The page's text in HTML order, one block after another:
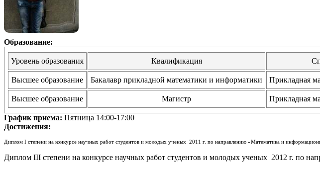
Образование:
Уровень образования Квалификация
Высшее образование Бакалавр прикладной математики и информатики Прикладная
Высшее образование Магистр Прикладная
График приема: Пятница 14:00-17:00
Достижения:
Диплом I степени на конкурсе научных работ студентов и молодых ученых 2011 г. по направлению «Математика и
Диплом III степени на конкурсе научных работ студентов и молодых ученых 2012 г. по